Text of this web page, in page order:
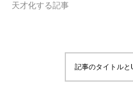
天才化する記事
記事のタイトル